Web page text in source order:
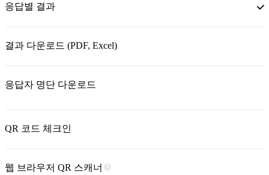
응답별 결과
결과 다운로드 (PDF, Excel)
응답자 명단 다운로드
QR 코드 체크인
웹 브라우저 QR 스캐너